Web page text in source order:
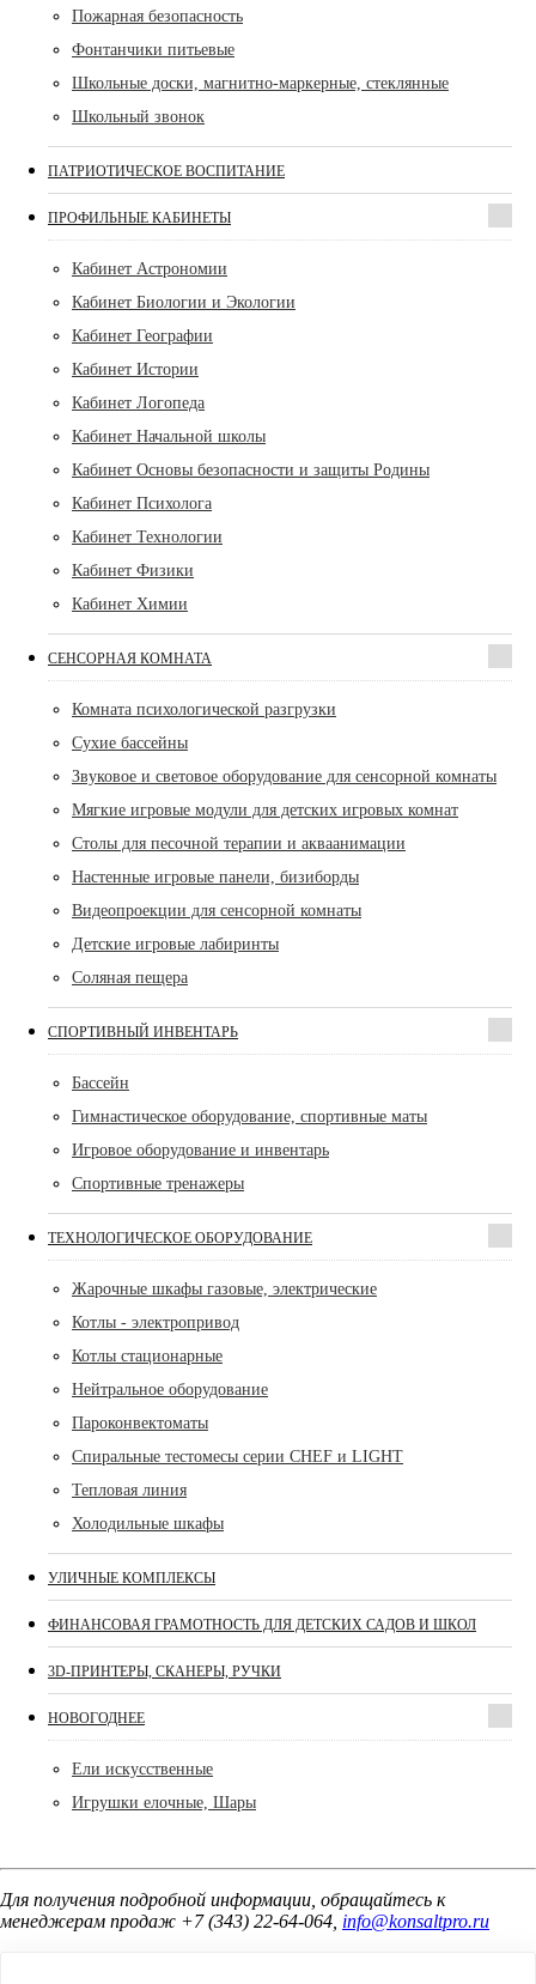
Пожарная безопасность
Фонтанчики питьевые
Школьные доски, магнитно-маркерные, стеклянные
Школьный звонок
ПАТРИОТИЧЕСКОЕ ВОСПИТАНИЕ
ПРОФИЛЬНЫЕ КАБИНЕТЫ
Кабинет Астрономии
Кабинет Биологии и Экологии
Кабинет Географии
Кабинет Истории
Кабинет Логопеда
Кабинет Начальной школы
Кабинет Основы безопасности и защиты Родины
Кабинет Психолога
Кабинет Технологии
Кабинет Физики
Кабинет Химии
СЕНСОРНАЯ КОМНАТА
Комната психологической разгрузки
Сухие бассейны
Звуковое и световое оборудование для сенсорной комнаты
Мягкие игровые модули для детских игровых комнат
Столы для песочной терапии и акваанимации
Настенные игровые панели, бизиборды
Видеопроекции для сенсорной комнаты
Детские игровые лабиринты
Соляная пещера
СПОРТИВНЫЙ ИНВЕНТАРЬ
Бассейн
Гимнастическое оборудование, спортивные маты
Игровое оборудование и инвентарь
Спортивные тренажеры
ТЕХНОЛОГИЧЕСКОЕ ОБОРУДОВАНИЕ
Жарочные шкафы газовые, электрические
Котлы - электропривод
Котлы стационарные
Нейтральное оборудование
Пароконвектоматы
Спиральные тестомесы серии CHEF и LIGHT
Тепловая линия
Холодильные шкафы
УЛИЧНЫЕ КОМПЛЕКСЫ
ФИНАНСОВАЯ ГРАМОТНОСТЬ ДЛЯ ДЕТСКИХ САДОВ И ШКОЛ
3D-ПРИНТЕРЫ, СКАНЕРЫ, РУЧКИ
НОВОГОДНЕЕ
Ели искусственные
Игрушки елочные, Шары
Для получения подробной информации, обращайтесь к
менеджерам продаж +7 (343) 22-64-064, info@konsaltpro.ru